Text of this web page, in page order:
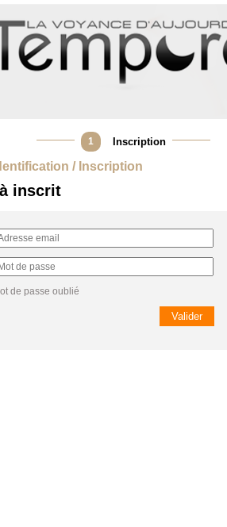
1 Inscription
/ Inscription
inscrit
de passe oublié